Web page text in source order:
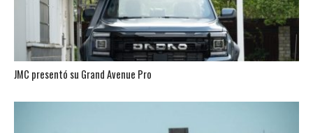
JMC presentó su Grand Avenue Pro